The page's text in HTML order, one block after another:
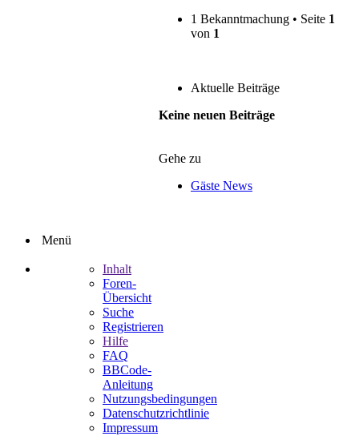
1 Bekanntmachung • Seite 1
von 1
Aktuelle Beiträge
Keine neuen Beiträge
Gehe zu
Gäste News
Menü
Inhalt
Foren-
Übersicht
Suche
Registrieren
Hilfe
FAQ
BBCode-
Anleitung
Nutzungsbedingungen
Datenschutzrichtlinie
Impressum